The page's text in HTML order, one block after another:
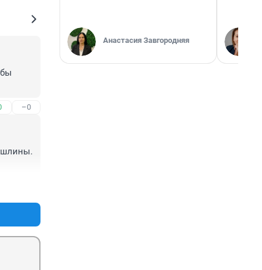
–0
Анастасия Завгородняя